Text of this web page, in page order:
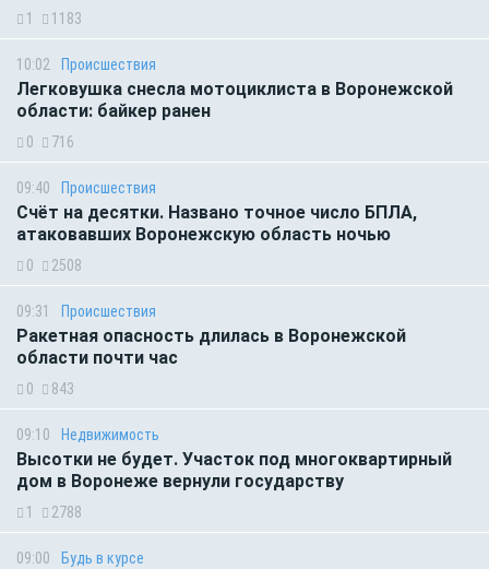
1 1183
10:02 Происшествия
Легковушка снесла мотоциклиста в Воронежской
области: байкер ранен
0 716
09:40 Происшествия
Счёт на десятки. Названо точное число БПЛА,
атаковавших Воронежскую область ночью
0 2508
09:31 Происшествия
Ракетная опасность длилась в Воронежской
области почти час
0 843
09:10 Недвижимость
Высотки не будет. Участок под многоквартирный
дом в Воронеже вернули государству
1 2788
09:00 Будь в курсе